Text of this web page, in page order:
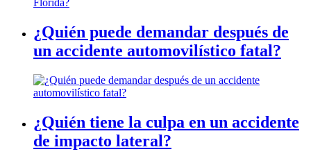
¿Quién puede demandar después de
un accidente automovilístico fatal?
¿Quién tiene la culpa en un accidente
de impacto lateral?